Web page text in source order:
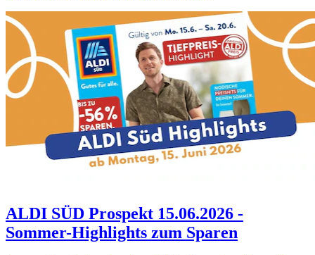
ALDI SÜD Prospekt 15.06.2026 -
Sommer-Highlights zum Sparen